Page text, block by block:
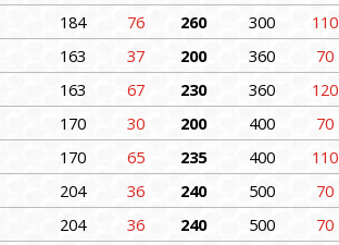
184 76 260 300 110
163 37 200 360 70
163 67 230 360 120
170 30 200 400 70
170 65 235 400 110
204 36 240 500 70
204 36 240 500 70